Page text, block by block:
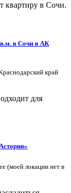
квартиру в Сочи.
в Сочи в АК
край
для
(моей локации нет в